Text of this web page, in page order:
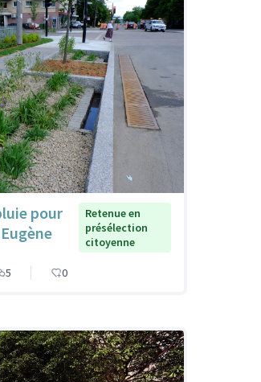
pour
Retenue en
présélection
citoyenne
5 0